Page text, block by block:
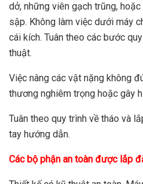
dở, những viên gạch trũng,
sập. Không làm việc dưới máy
cái kích. Tuân theo các bước
thuật.
Việc nâng các vật nặng không
thương nghiêm trọng hoặc gây
Tuân theo quy trình về tháo và
tay hướng dẫn.
Các bộ phận an toàn được lắp